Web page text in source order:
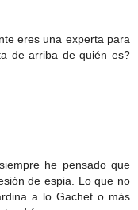
eres una experta para
de arriba de quién es?
he pensado que
de espia. Lo que no
a lo Gachet o más